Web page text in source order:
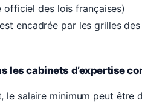
officiel des lois françaises)
encadrée par les grilles
les cabinets d’expertise
le salaire minimum peut être